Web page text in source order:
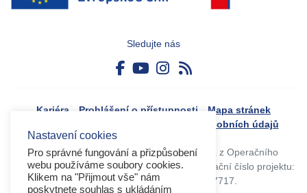
Sledujte nás
Kariéra Prohlášení o přístupnosti
Mapa stránek
Zásady ochrany osobních údajů
Tvorba webového portálu byla financovaná z Operačního
programu Výzkum, vývoj a vzdělávání. Registrační číslo projektu:
CZ.02.4.125/0.0/0.0/17_045/0017717.
Nastavení cookies
Pro správné fungování a přizpůsobení
webu používáme soubory cookies.
Klikem na "Přijmout vše" nám
poskytnete souhlas s ukládáním